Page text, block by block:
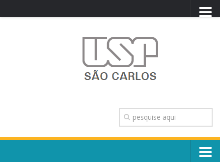
TRANSPARÊNCIA
OUVIDORIA
CONTATO